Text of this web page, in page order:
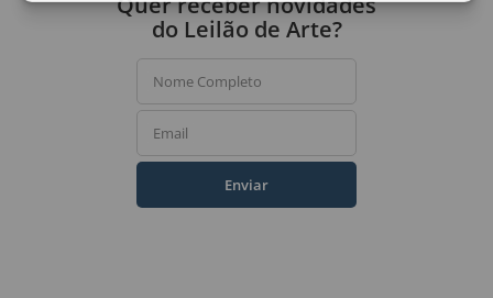
do Leilão de Arte?
Nome Completo
Email
Enviar